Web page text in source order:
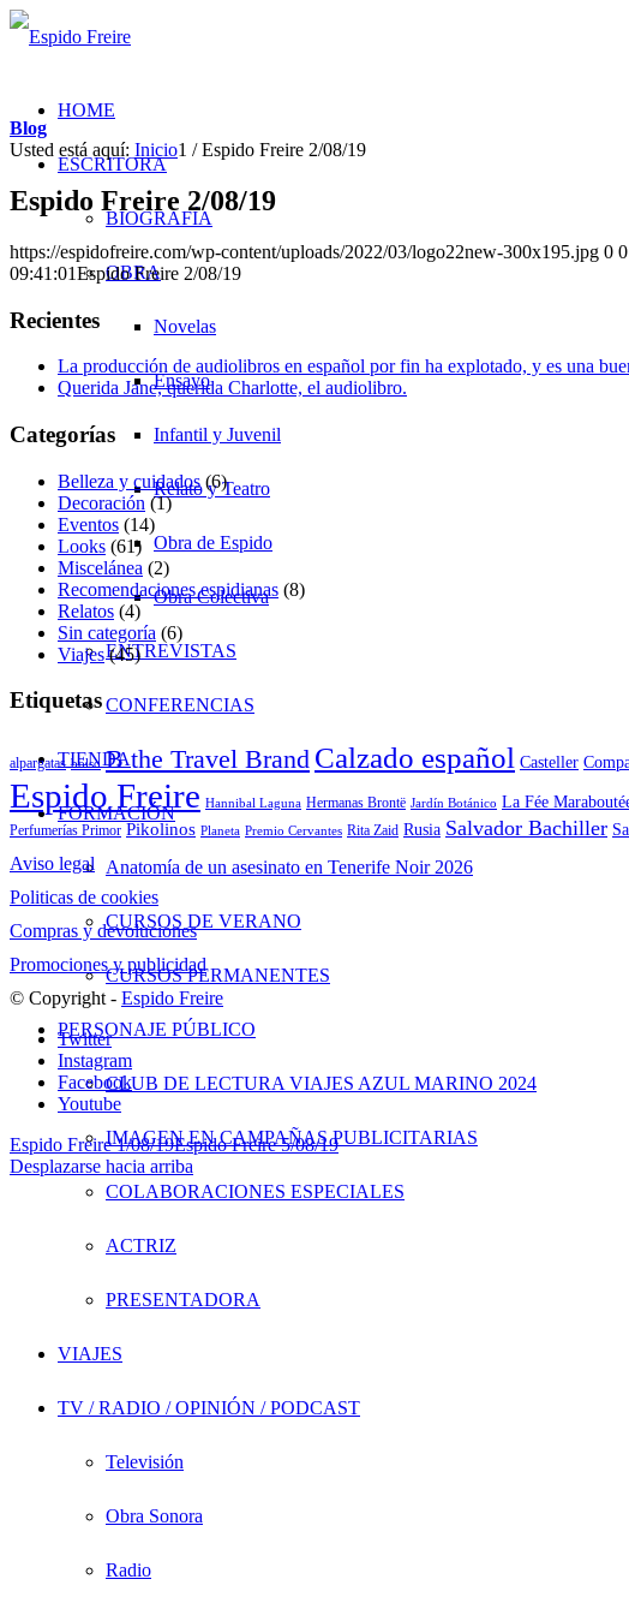
HOME
ESCRITORA
BIOGRAFÍA
OBRA
Novelas
Ensayo
Infantil y Juvenil
Relato y Teatro
Obra de Espido
Obra Colectiva
ENTREVISTAS
CONFERENCIAS
TIENDA
FORMACIÓN
Anatomía de un asesinato en Tenerife Noir 2026
CURSOS DE VERANO
CURSOS PERMANENTES
PERSONAJE PÚBLICO
CLUB DE LECTURA VIAJES AZUL MARINO 2024
IMAGEN EN CAMPAÑAS PUBLICITARIAS
COLABORACIONES ESPECIALES
ACTRIZ
PRESENTADORA
VIAJES
TV / RADIO / OPINIÓN / PODCAST
Televisión
Obra Sonora
Radio
Blog
Usted está aquí: Inicio1 / Espido Freire 2/08/19
Espido Freire 2/08/19
https://espidofreire.com/wp-content/uploads/2022/03/logo22new-300x195.jpg 0 0
09:41:01Espido Freire 2/08/19
Recientes
La producción de audiolibros en español por fin ha explotado, y es una
Querida Jane, querida Charlotte, el audiolibro.
Categorías
Belleza y cuidados(6)
Decoración (1)
Eventos (14)
Looks (61)
Miscelánea (2)
Recomendaciones espidianas (8)
Relatos (4)
Sin categoría (6)
Viajes(45)
Etiquetas
alpargatas bolso B the Travel Brand Calzado español Casteller
Espido Freire Hannibal Laguna Hermanas Brontë Jardín Botánico La Fée
Perfumerías Primor Pikolinos Planeta Premio Cervantes Rita Zaid Rusia Salvador Bachiller
Aviso legal
Politicas de cookies
Compras y devoluciones
Promociones y publicidad
© Copyright - Espido Freire
Twitter
Instagram
Facebook
Youtube
Espido Freire 1/08/19Espido Freire 5/08/19
Desplazarse hacia arriba